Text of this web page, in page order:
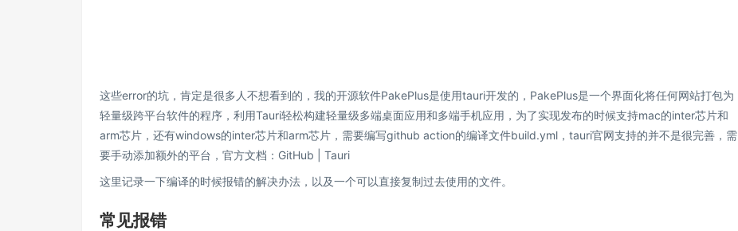
这些error的坑，肯定是很多人不想看到的，我的开源软件PakePlus是使用tauri开发的，PakePlus是一个界面化将任何网站打包为
轻量级跨平台软件的程序，利用Tauri轻松构建轻量级多端桌面应用和多端手机应用，为了实现发布的时候支持mac的inter芯片和
arm芯片，还有windows的inter芯片和arm芯片，需要编写github action的编译文件build.yml，tauri官网支持的并不是很完善，需
要手动添加额外的平台，官方文档： GitHub | Tauri
这里记录一下编译的时候报错的解决办法，以及一个可以直接复制过去使用的文件。
常见报错